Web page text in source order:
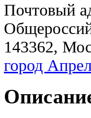
Почтовый
143362,
город